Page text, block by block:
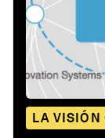
LA VISIÓN